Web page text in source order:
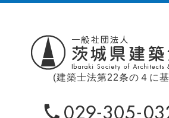
(建築士法第22条の４に